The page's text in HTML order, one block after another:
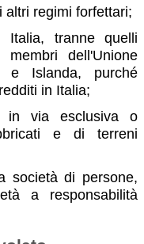
altri regimi forfettari;
tranne quelli
dell'Unione
e Islanda, purché
in Italia;
in via esclusiva o
e di terreni
società di persone,
a responsabilità